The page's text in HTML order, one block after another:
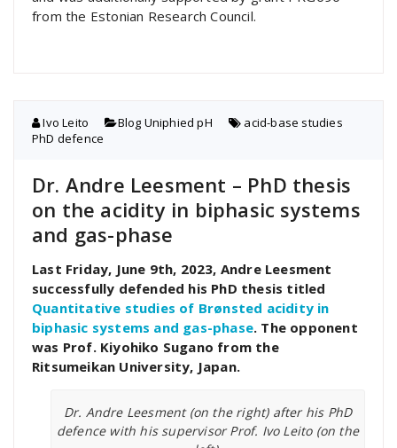
from the Estonian Research Council.
Ivo Leito Blog Uniphied pH acid-base studies
PhD defence
Dr. Andre Leesment – PhD thesis
on the acidity in biphasic systems
and gas-phase
Last Friday, June 9th, 2023, Andre Leesment
successfully defended his PhD thesis titled
Quantitative studies of Brønsted acidity in
biphasic systems and gas-phase. The opponent
was Prof. Kiyohiko Sugano from the
Ritsumeikan University, Japan.
Dr. Andre Leesment (on the right) after his PhD
defence with his supervisor Prof. Ivo Leito (on the